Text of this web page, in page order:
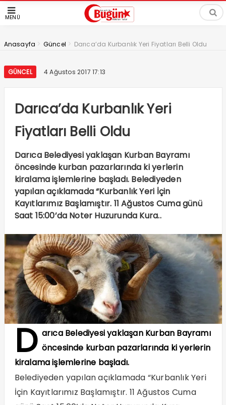
MENÜ
Anasayfa > Güncel > Darıca’da Kurbanlık Yeri Fiyatları Belli Oldu
GÜNCEL 4 Ağustos 2017 17:13
Darıca’da Kurbanlık Yeri
Fiyatları Belli Oldu
Darıca Belediyesi yaklaşan Kurban Bayramı
öncesinde kurban pazarlarında ki yerlerin
kiralama işlemlerine başladı. Belediyeden
yapılan açıklamada “Kurbanlık Yeri İçin
Kayıtlarımız Başlamıştır. 11 Ağustos Cuma günü
Saat 15:00’da Noter Huzurunda Kura..
D arıca Belediyesi yaklaşan Kurban Bayramı
öncesinde kurban pazarlarında ki yerlerin
kiralama işlemlerine başladı.
Belediyeden yapılan açıklamada “Kurbanlık Yeri
İçin Kayıtlarımız Başlamıştır. 11 Ağustos Cuma